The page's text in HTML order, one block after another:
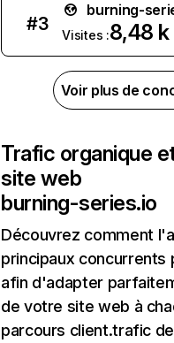
#3
burning-
Visites :8,48 k
Voir plus de
Trafic organique
site web
burning-series.io
Découvrez comment
principaux concurrents
afin d'adapter
de votre site web à
parcours client.trafic